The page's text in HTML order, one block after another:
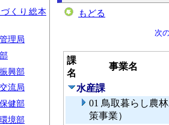
くり総本
理局
興部
流局
健部
境部
もどる
次
課
名
事業名
水産課
01 鳥取暮らし農
策事業）